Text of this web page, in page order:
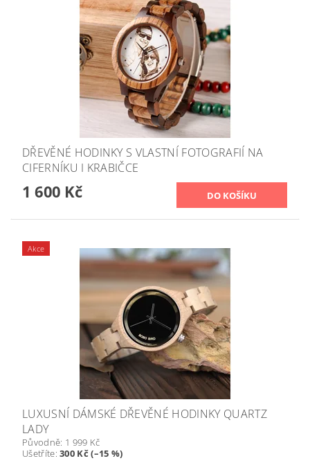
DŘEVĚNÉ HODINKY S VLASTNÍ FOTOGRAFIÍ NA
CIFERNÍKU I KRABIČCE
1 600 Kč
Akce
LUXUSNÍ DÁMSKÉ DŘEVĚNÉ HODINKY QUARTZ
LADY
Původně: 1 999 Kč
Ušetříte:300 Kč (–15 %)